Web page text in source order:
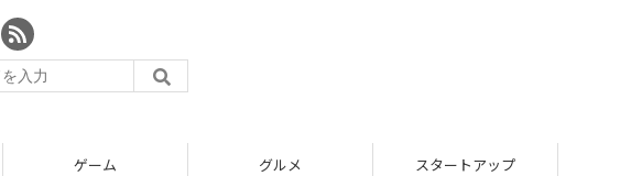
ゲーム グルメ スタートアップ